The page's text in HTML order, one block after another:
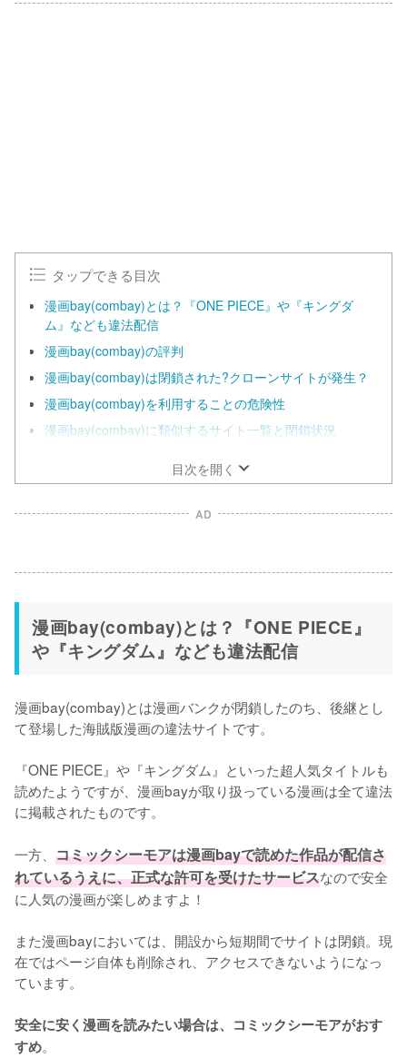
タップできる目次
漫画bay(combay)とは？『ONE PIECE』や『キングダ
ム』なども違法配信
漫画bay(combay)の評判
漫画bay(combay)は閉鎖された?クローンサイトが発生？
漫画bay(combay)を利用することの危険性
漫画bay(combay)に類似するサイト一覧と閉鎖状況
目次を開く
AD
漫画bay(combay)とは？『ONE PIECE』
や『キングダム』なども違法配信
漫画bay(combay)とは漫画バンクが閉鎖したのち、後継とし
て登場した海賊版漫画の違法サイトです。
『ONE PIECE』や『キングダム』といった超人気タイトルも
読めたようですが、漫画bayが取り扱っている漫画は全て違法
に掲載されたものです。
一方、 コミックシーモアは漫画bayで読めた作品が配信さ
れているうえに、正式な許可を受けたサービスなので安全
に人気の漫画が楽しめますよ！
また漫画bayにおいては、開設から短期間でサイトは閉鎖。現
在ではページ自体も削除され、アクセスできないようになっ
ています。
安全に安く漫画を読みたい場合は、コミックシーモアがおす
すめ。